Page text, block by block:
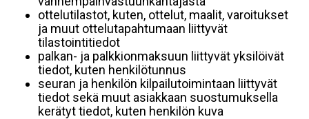
ottelutilastot, kuten, ottelut, maalit, varoitukset
ja muut ottelutapahtumaan liittyvät
tilastointitiedot
palkan- ja palkkionmaksuun liittyvät yksilöivät
tiedot, kuten henkilötunnus
seuran ja henkilön kilpailutoimintaan liittyvät
tiedot sekä muut asiakkaan suostumuksella
kerätyt tiedot, kuten henkilön kuva